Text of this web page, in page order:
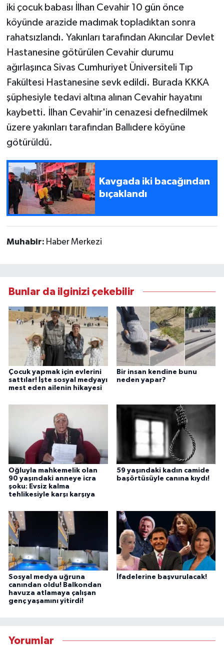
iki çocuk babası İlhan Cevahir 10 gün önce
köyünde arazide madımak topladıktan sonra
rahatsızlandı. Yakınları tarafından Akıncılar Devlet
Hastanesine götürülen Cevahir durumu
ağırlaşınca Sivas Cumhuriyet Üniversiteli Tıp
Fakültesi Hastanesine sevk edildi. Burada KKKA
şüphesiyle tedavi altına alınan Cevahir hayatını
kaybetti. İlhan Cevahir'in cenazesi defnedilmek
üzere yakınları tarafından Ballıdere köyüne
götürüldü.
Kavgada iki bacağından
bıçaklandı
Muhabir: Haber Merkezi
Bunlar da ilginizi çekebilir
Çocuk yapmak için evlerini
sattılar! İşte sosyal medyayı
mest eden ailenin hikayesi
Bir insan kendine bunu
neden yapar?
Oğluyla mahkemelik olan
90 yaşındaki anneye icra
şoku: Evsiz kalma
tehlikesiyle karşı karşıya
59 yaşındaki kadın camide
başörtüsüyle canına kıydı!
Sosyal medya uğruna
canından oldu! Balkondan
havuza atlamaya çalışan
genç yaşamını yitirdi!
İfadelerine başvurulacak!
Yorumlar
Osmancık
Sungurlu
Uğurludağ
Sağlık